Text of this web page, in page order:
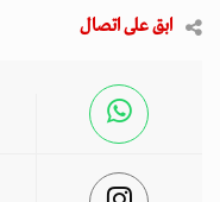
ابق على اتصال